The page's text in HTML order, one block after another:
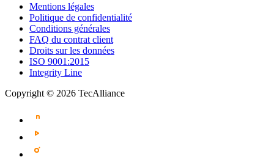
Mentions légales
Politique de confidentialité
Conditions générales
FAQ du contrat client
Droits sur les données
ISO 9001:2015
Integrity Line
Copyright © 2026 TecAlliance